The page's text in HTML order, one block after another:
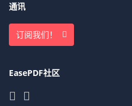
通讯
订阅我们！
EasePDF社区